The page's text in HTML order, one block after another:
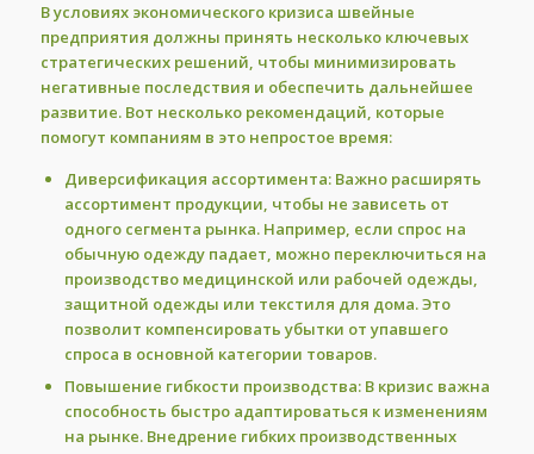
В условиях экономического кризиса швейные
предприятия должны принять несколько ключевых
стратегических решений, чтобы минимизировать
негативные последствия и обеспечить дальнейшее
развитие. Вот несколько рекомендаций, которые
помогут компаниям в это непростое время:
Диверсификация ассортимента:Важно расширять
ассортимент продукции, чтобы не зависеть от
одного сегмента рынка. Например, если спрос на
обычную одежду падает, можно переключиться на
производство медицинской или рабочей одежды,
защитной одежды или текстиля для дома. Это
позволит компенсировать убытки от упавшего
спроса в основной категории товаров.
Повышение гибкости производства:В кризис важна
способность быстро адаптироваться к изменениям
на рынке. Внедрение гибких производственных